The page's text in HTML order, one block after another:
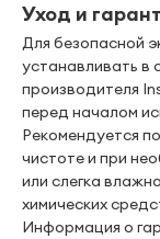
Уход и
Для безопасной
устанавливать в
производителя
перед началом
Рекомендуется
чистоте и при
или слегка
химических
Информация о